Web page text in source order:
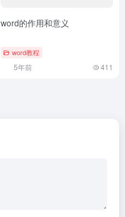
word的作用和意义
word教程
5年前 411